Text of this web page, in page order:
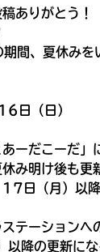
キミノ
ありがとう！
期間、夏休みを
日（日）
ーだこーだ」
み明け後も更
日（月）以降
テーションへ
降の更新にな